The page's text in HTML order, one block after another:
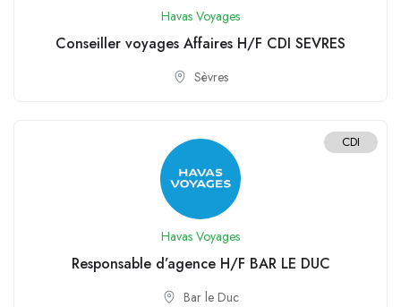
Havas Voyages
Conseiller voyages Affaires H/F CDI SEVRES
Sèvres
CDI
Havas Voyages
Responsable d’agence H/F BAR LE DUC
Bar le Duc